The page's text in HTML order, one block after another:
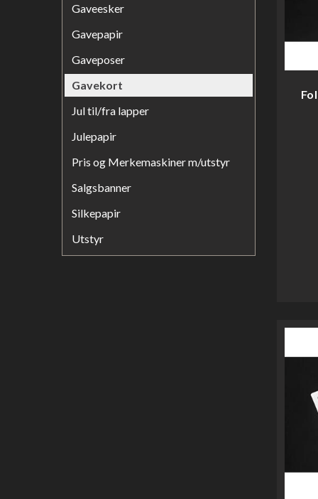
Gaveesker
Gavepapir
Gaveposer
Gavekort
Jul til/fra lapper
Julepapir
Pris og Merkemaskiner m/utstyr
Salgsbanner
Silkepapir
Utstyr